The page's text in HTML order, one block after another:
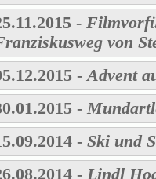
-
von
-Advent
-
- Ski und
- Lindl